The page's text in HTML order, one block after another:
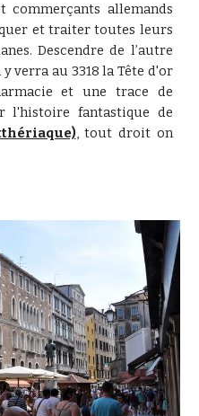
commerçants allemands
et traiter toutes leurs
Descendre de l’autre
verra au 3318 la Tête d'or
et une trace de
l'histoire fantastique de
,tout droit on